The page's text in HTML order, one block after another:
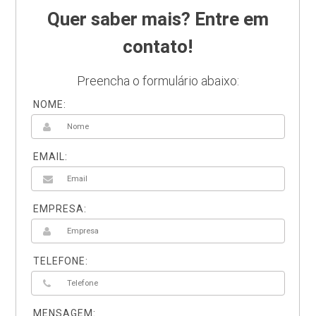
Quer saber mais? Entre em
contato!
Preencha o formulário abaixo:
NOME:
EMAIL:
EMPRESA:
TELEFONE:
MENSAGEM: